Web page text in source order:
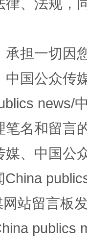
律、法规，
承担一切因
中国公众传
news/
笔名和留言
媒、中国公
China
站留言板
publics